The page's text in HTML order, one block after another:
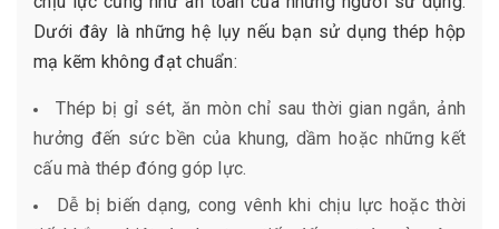
Dưới đây là những hệ lụy nếu bạn sử dụng thép hộp
mạ kẽm không đạt chuẩn:
Thép bị gỉ sét, ăn mòn chỉ sau thời gian ngắn, ảnh
hưởng đến sức bền của khung, dầm hoặc những kết
cấu mà thép đóng góp lực.
Dễ bị biến dạng, cong vênh khi chịu lực hoặc thời